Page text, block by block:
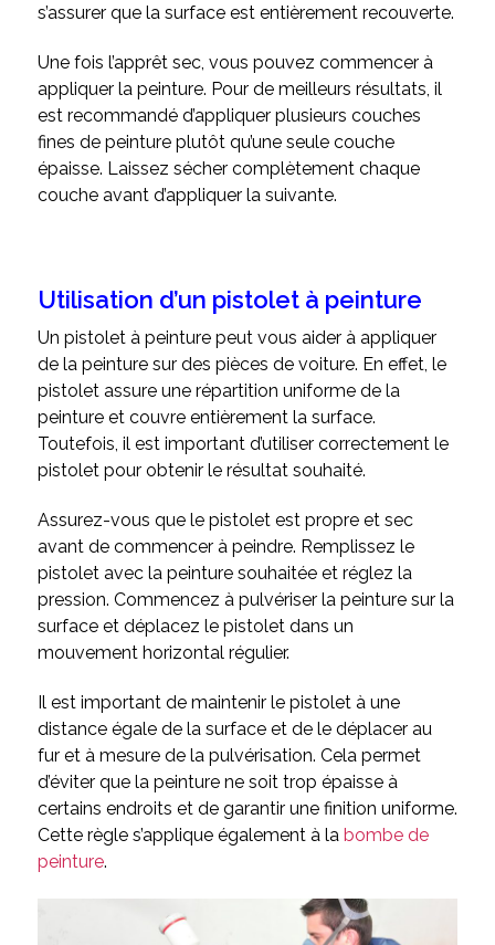
s’assurer que la surface est entièrement recouverte.
Une fois l’apprêt sec, vous pouvez commencer à
appliquer la peinture. Pour de meilleurs résultats, il
est recommandé d’appliquer plusieurs couches
fines de peinture plutôt qu’une seule couche
épaisse. Laissez sécher complètement chaque
couche avant d’appliquer la suivante.
Utilisation d’un pistolet à peinture
Un pistolet à peinture peut vous aider à appliquer
de la peinture sur des pièces de voiture. En effet, le
pistolet assure une répartition uniforme de la
peinture et couvre entièrement la surface.
Toutefois, il est important d’utiliser correctement le
pistolet pour obtenir le résultat souhaité.
Assurez-vous que le pistolet est propre et sec
avant de commencer à peindre. Remplissez le
pistolet avec la peinture souhaitée et réglez la
pression. Commencez à pulvériser la peinture sur la
surface et déplacez le pistolet dans un
mouvement horizontal régulier.
Il est important de maintenir le pistolet à une
distance égale de la surface et de le déplacer au
fur et à mesure de la pulvérisation. Cela permet
d’éviter que la peinture ne soit trop épaisse à
certains endroits et de garantir une finition uniforme.
Cette règle s’applique également à la bombe de
peinture.